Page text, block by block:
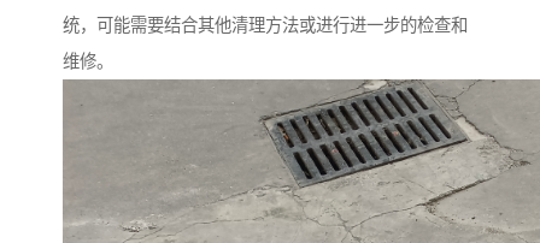
统，可能需要结合其他清理方法或进行进一步的检查和
维修。